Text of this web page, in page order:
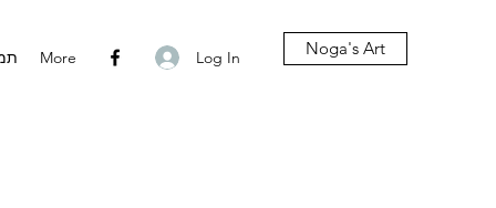
More Log In Noga's Art